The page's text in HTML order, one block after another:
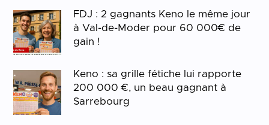
FDJ : 2 gagnants Keno le même jour
à Val-de-Moder pour 60 000€ de
gain !
Keno : sa grille fétiche lui rapporte
200 000 €, un beau gagnant à
Sarrebourg